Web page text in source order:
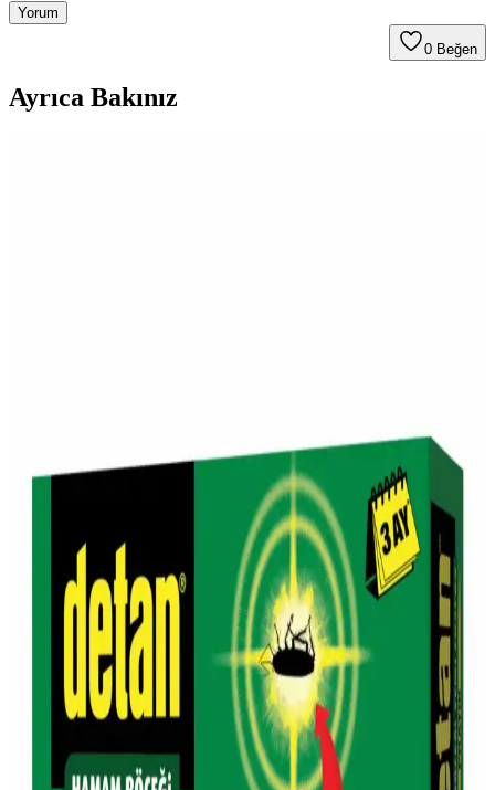
Yorum
0 Beğen
Ayrıca Bakınız
Gara Guzu Bira'nın Migros'taki Satış Durumu ve
Piyasa Konumu Hakkında Bilgiler
Gara Guzu Bira, Migros'ta bulunabilen uygun fiyatlı yerel bir
alkollü içecek seçeneğidir. Ürün hakkında detaylı teknik bilgiler
sınırlı olsa da, erişilebilirliği ve yerel üretim özelliğiyle tüketicilere
çeşitli tercih imkanları sağlar.
Simli Şarap ve Migros'ta Bulunabilirliği Hakkında
Güncel Bilgiler
Simli şarap, görsel ve tat açısından dikkat çekici özel bir içecektir.
Migros'ta bulunma durumu mağazaya göre değişebilir, stok ve
bölgeye bağlıdır. Detaylar ve ipuçları için okuyun.